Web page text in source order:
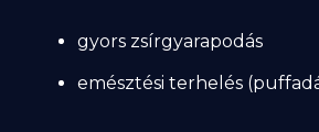
gyors zsírgyarapodás
emésztési terhelés